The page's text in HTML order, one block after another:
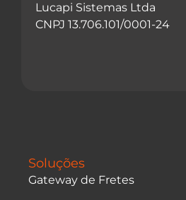
Lucapi Sistemas Ltda
CNPJ 13.706.101/0001-24
Soluções
Gateway de Fretes